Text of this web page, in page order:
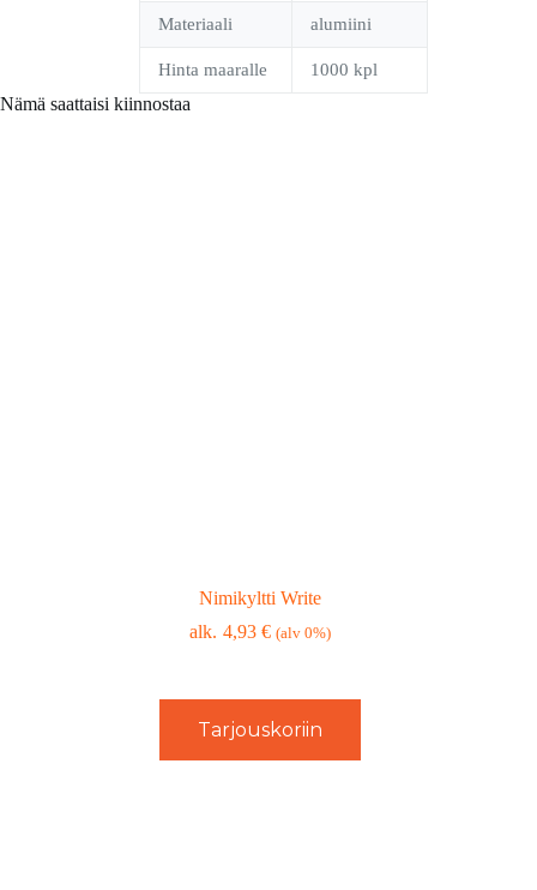
Materiaali alumiini
Hinta maaralle 1000 kpl
Nämä saattaisi kiinnostaa
Nimikyltti Write
4,93€ (alv 0%)
Tarjouskoriin